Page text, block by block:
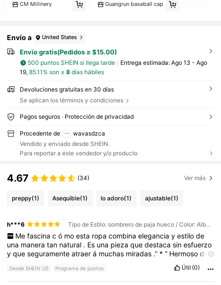
CM Millinery Guangrun baseball cap
Envío a United States
Envío gratis(Pedidos ≥ $15.00)
500 puntos SHEIN si llega tarde Entrega estimada: Ago 13 - Ago
19, 85.11% son ≤ 8días hábiles
Devoluciones gratuitas en 30 días
Se aplican los términos y condiciones
Pagos seguros · Protección de privacidad
Procedente de
wavasdzca
Vendido y enviado desde SHEIN.
Para reportar a este vendedor y/o producto
4.67 (34) Ver más
preppy(1) Asequible(1) lo adoro(1) ajustable(1)
h***6 Tipo de Estilo: sombrero de paja hueco / Color: Albaricoque / Talla: Unitalla
Me fascina c ó mo esta ropa combina elegancia y estilo de
una maneratan natural . Es una piezaquedestacasinesfuerzo
yqueseguramenteatraerá muchas miradas .” *“ Hermosodise
refleja
gusto,calidadyatenciónalos paraquienes
disfrutanvestirconestilo.”
Desde SHEIN US Programa de puntos Útil (0)